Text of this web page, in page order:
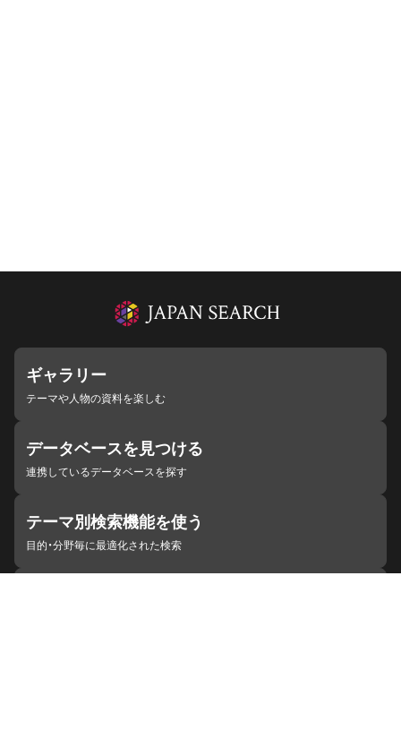
ギャラリー
テーマや人物の資料を楽しむ
データベースを見つける
連携しているデータベースを探す
テーマ別検索機能を使う
目的・分野毎に最適化された検索